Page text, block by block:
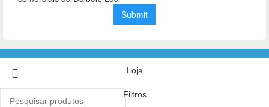
Loja
Filtros